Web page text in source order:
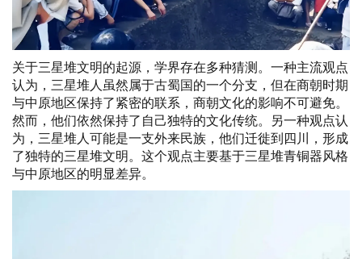
关于三星堆文明的起源，学界存在多种猜测。一种主流观点
认为，三星堆人虽然属于古蜀国的一个分支，但在商朝时期
与中原地区保持了紧密的联系，商朝文化的影响不可避免。
然而，他们依然保持了自己独特的文化传统。另一种观点认
为，三星堆人可能是一支外来民族，他们迁徙到四川，形成
了独特的三星堆文明。这个观点主要基于三星堆青铜器风格
与中原地区的明显差异。